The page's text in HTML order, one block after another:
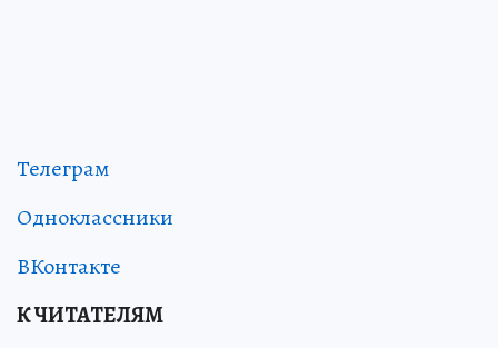
Телеграм
Одноклассники
ВКонтакте
К ЧИТАТЕЛЯМ